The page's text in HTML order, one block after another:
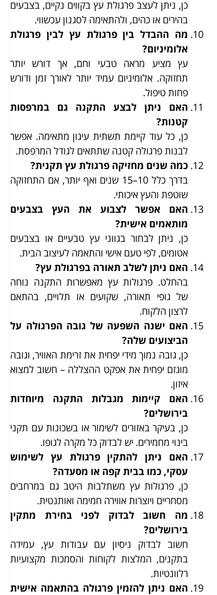
כן, ניתן לעצב פרגולת עץ בקווים נקיים, בצבעים
בהירים או כהים, ולהתאימה לסגנון עכשווי.
מה ההבדל בין פרגולת עץ לבין פרגולת
אלומיניום?
עץ מציע מראה טבעי וחם, אך דורש יותר
תחזוקה. אלומיניום עמיד יותר לאורך זמן ודורש
פחות טיפול.
האם ניתן לבצע התקנה גם במרפסות
קטנות?
כן, כל עוד קיימת תשתית עיגון מתאימה. אפשר
לבנות פרגולה קטנה שתתאים לגודל המרפסת.
כמה שנים מחזיקה פרגולת עץ תקנית?
בדרך כלל 10–15 שנים ואף יותר, אם התחזוקה
שוטפת והעץ איכותי.
האם אפשר לצבוע את העץ בצבעים
מותאמים אישית?
כן, ניתן לבחור בגווני עץ טבעיים או בצבעים
אטומים, לפי טעם אישי והתאמה לעיצוב הבית.
האם ניתן לשלב תאורה בפרגולת עץ?
בהחלט. פרגולות עץ מאפשרות התקנה נוחה
של גופי תאורה, שקועים או תלויים, בהתאם
לרצון הלקוח.
האם ישנה השפעה של גובה הפרגולה על
הביצועים שלה?
כן, גובה נמוך מידי יפחית את זרימת האוויר, וגובה
מוגזם יפחית את אפקט ההצללה – חשוב למצוא
איזון.
האם קיימות מגבלות התקנה מיוחדות
בירושלים?
כן, בעיקר באזורים לשימור או בשכונות עם תקני
בינוי מחמירים. יש לבדוק כל מקרה לגופו.
האם ניתן להתקין פרגולת עץ לשימוש
עסקי, כמו בבית קפה או מסעדה?
כן, פרגולות עץ משתלבות היטב גם במרחבים
מסחריים ויוצרות אווירה חמימה ואותנטית.
מה חשוב לבדוק לפני בחירת מתקין
בירושלים?
חשוב לבדוק ניסיון עם עבודות עץ, עמידה
בתקנים, המלצות לקוחות והסמכות מקצועיות
רלוונטיות.
האם ניתן להזמין פרגולה בהתאמה אישית